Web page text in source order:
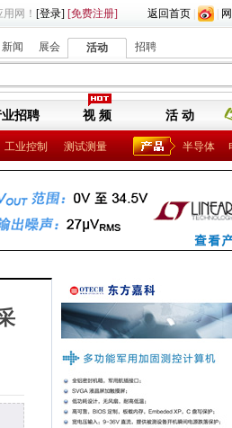
网！ [登录] [免费注册] 返回首页
新闻 展会 活动 招聘
招聘 视 频 活 动
工业控制 测试测量 半导体